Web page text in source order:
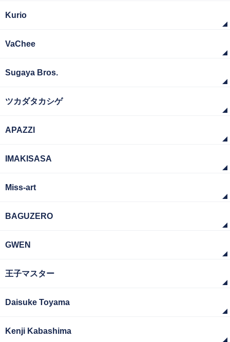
Kurio
VaChee
Sugaya Bros.
ツカダタカシゲ
APAZZI
IMAKISASA
Miss-art
BAGUZERO
GWEN
王子マスター
Daisuke Toyama
Kenji Kabashima